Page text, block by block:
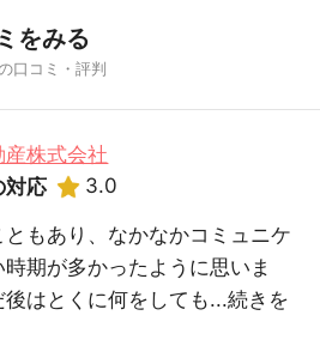
をみる
口コミ・評判
産株式会社
対応
3.0
もあり、なかなかコミュニケ
期が多かったように思いま
はとくに何をしても...続きを